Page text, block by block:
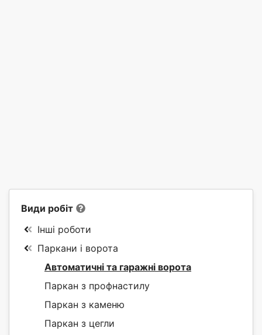
Види робіт
Інші роботи
Паркани і ворота
Автоматичні та гаражні ворота
Паркан з профнастилу
Паркан з каменю
Паркан з цегли